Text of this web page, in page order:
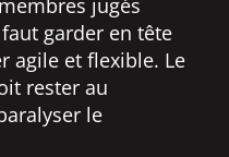
garder en tête
agile et flexible. Le
rester au
le